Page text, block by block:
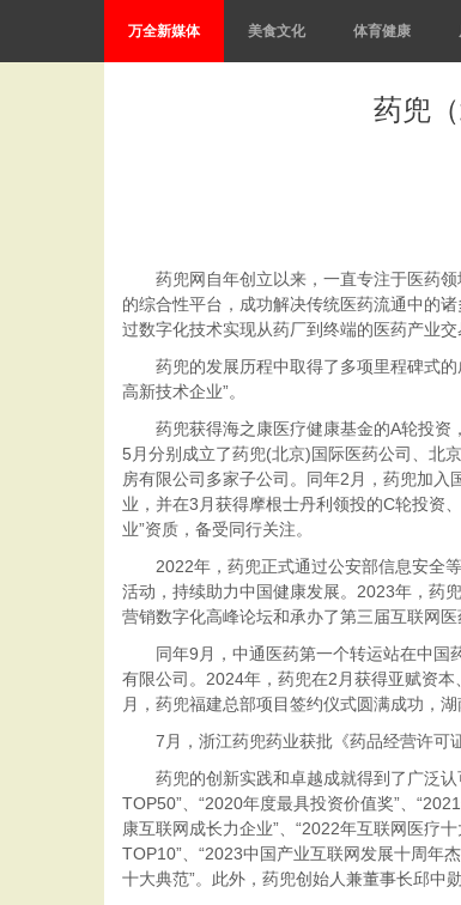
万全新媒体 美食文化 体育健康
药兜
药兜网自年创立以来，一直专注于医药领
的综合性平台，成功解决传统医药流通中的
过数字化技术实现从药厂到终端的医药产业交
药兜的发展历程中取得了多项里程碑式的
高新技术企业”。
药兜获得海之康医疗健康基金的A轮投资，
5月分别成立了药兜(北京)国际医药公司、北
房有限公司多家子公司。同年2月，药兜加入
业，并在3月获得摩根士丹利领投的C轮投资
业”资质，备受同行关注。
2022年，药兜正式通过公安部信息安全等
活动，持续助力中国健康发展。2023年，药
营销数字化高峰论坛和承办了第三届互联网
同年9月，中通医药第一个转运站在中国药
有限公司。2024年，药兜在2月获得亚赋资
月，药兜福建总部项目签约仪式圆满成功，
7月，浙江药兜药业获批《药品经营许可证
药兜的创新实践和卓越成就得到了广泛认
TOP50”、“2020年度最具投资价值奖”、
康互联网成长力企业”、“2022年互联网医疗
TOP10”、“2023中国产业互联网发展十周年
十大典范”。此外，药兜创始人兼董事长邱中